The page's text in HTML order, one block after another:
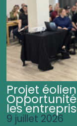
Projet
les
9 juillet 2026